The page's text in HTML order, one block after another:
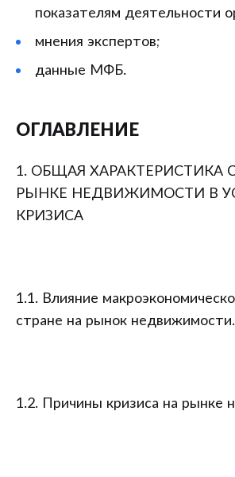
показателям деятельности
мнения экспертов;
данные МФБ.
ОГЛАВЛЕНИЕ
1. ОБЩАЯ ХАРАКТЕРИСТИКА
РЫНКЕ НЕДВИЖИМОСТИ В
КРИЗИСА
1.1. Влияние
стране на рынок недвижимости.
1.2. Причины кризиса на рынке